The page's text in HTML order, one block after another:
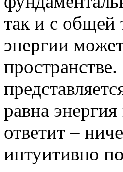
так и с общей
энергии
равна
ответит –
интуитивно